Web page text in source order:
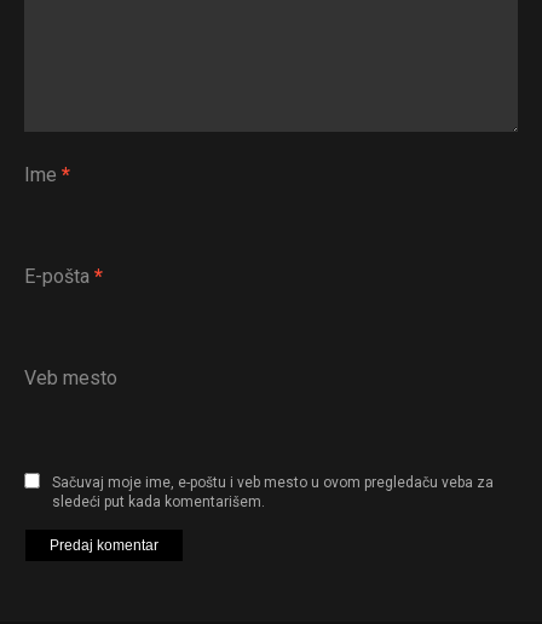
Ime *
E-pošta *
Veb mesto
Sačuvaj moje ime, e-poštu i veb mesto u ovom pregledaču veba za
sledeći put kada komentarišem.